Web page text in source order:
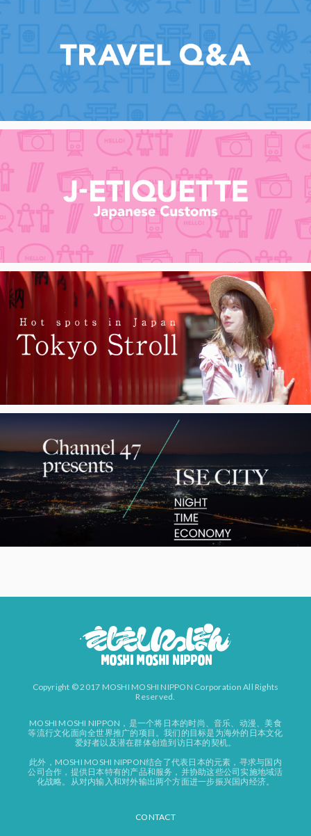
Copyright © 2017 MOSHI MOSHI NIPPON Corporation All Rights
Reserved.
MOSHI MOSHI NIPPON，是一个将日本的时尚、音乐、动漫、美食
等流行文化面向全世界推广的项目。我们的目标是为海外的日本文化
爱好者以及潜在群体创造到访日本的契机。
此外，MOSHI MOSHI NIPPON结合了代表日本的元素，寻求与国内
公司合作，提供日本特有的产品和服务，并协助这些公司实施地域活
化战略。从对内输入和对外输出两个方面进一步振兴国内经济。
CONTACT